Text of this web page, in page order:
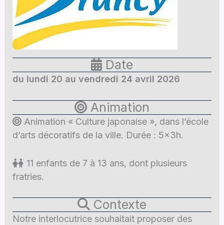
Date
du lundi 20 au vendredi 24 avril 2026
Animation
Animation « Culture japonaise », dans l’école
d’arts décoratifs de la ville. Durée : 5x3h.
11 enfants de 7 à 13 ans, dont plusieurs
fratries.
Contexte
Notre interlocutrice souhaitait proposer des